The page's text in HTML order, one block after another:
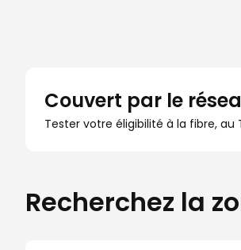
Couvert par le
Tester votre éligibilité à la fibre, au
Recherchez la